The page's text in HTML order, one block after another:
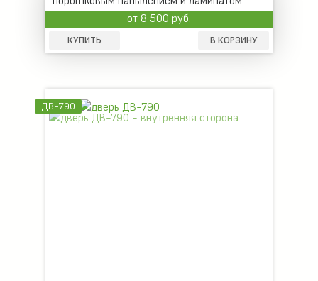
от 8 500 руб.
КУПИТЬ В КОРЗИНУ
ДВ-790